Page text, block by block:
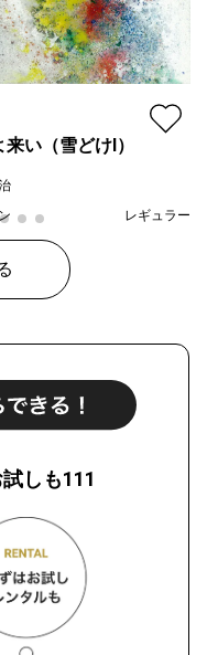
い（雪どけⅠ）
レギュラー
しも111